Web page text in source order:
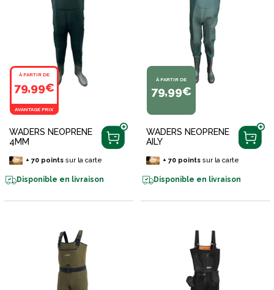
À PARTIR DE
79,99€
AVANTAGE PRIX
WADERS NEOPRENE
4MM
+ 70pointssur la carte
Disponible en livraison
À PARTIR DE
79,99€
WADERS NEOPRENE
AILY
+ 70pointssur la carte
Disponible en livraison